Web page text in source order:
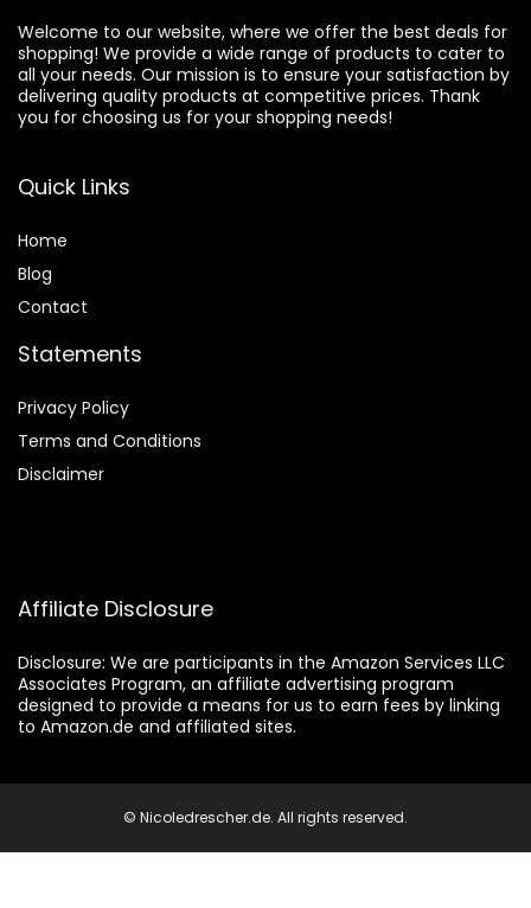
Welcome to our website, where we offer the best deals for
shopping! We provide a wide range of products to cater to
all your needs. Our mission is to ensure your satisfaction by
delivering quality products at competitive prices. Thank
you for choosing us for your shopping needs!
Quick Links
Home
Blog
Contact
Statements
Privacy Policy
Terms and Conditions
Disclaimer
Affiliate Disclosure
Disclosure: We are participants in the Amazon Services LLC
Associates Program, an affiliate advertising program
designed to provide a means for us to earn fees by linking
to Amazon.de and affiliated sites.
© Nicoledrescher.de. All rights reserved.